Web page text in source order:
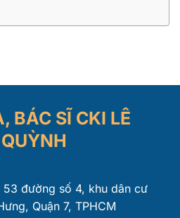
BÁC SĨ CKI LÊ
53 đường số 4, khu dân cư
Quận 7, TPHCM